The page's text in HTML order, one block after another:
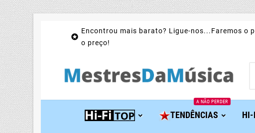

Encontrou mais barato? Ligue-nos...Faremos o
o preço!
TENDÊNCIAS
A NÃO PERDER
HI-